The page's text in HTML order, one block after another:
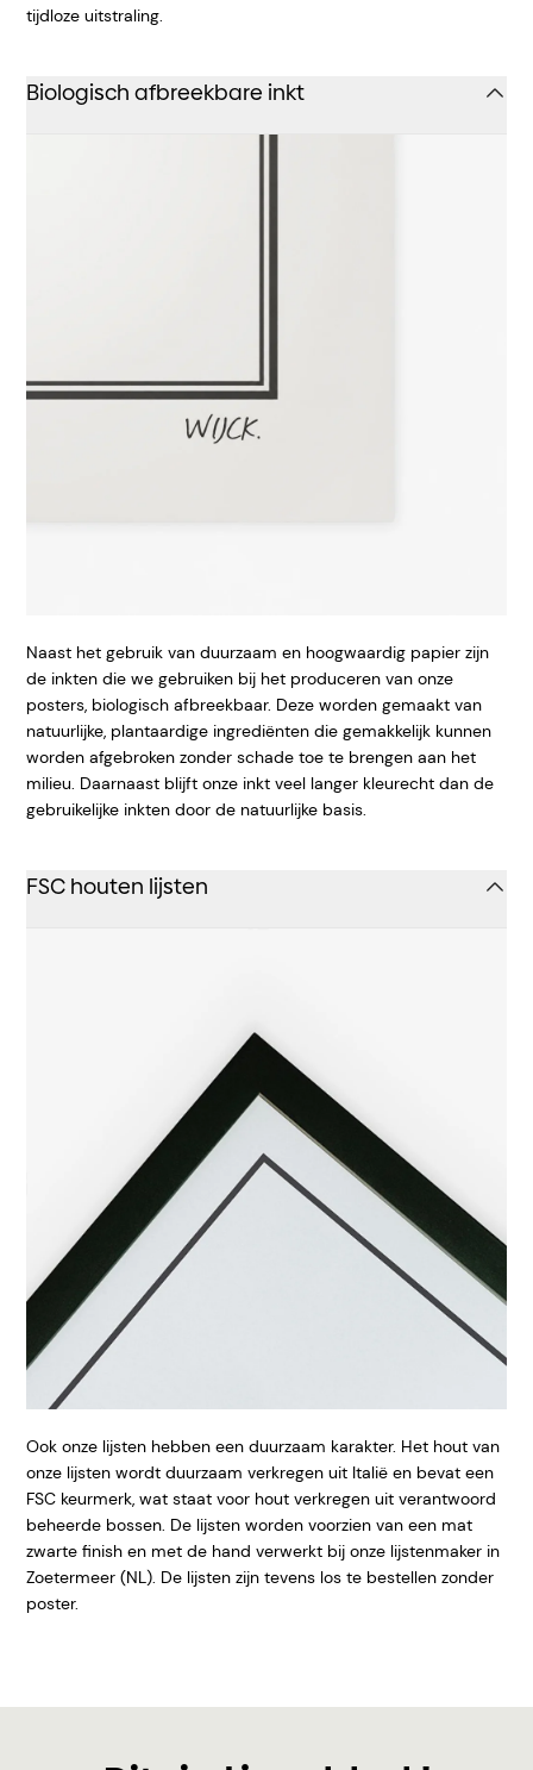
tijdloze uitstraling.
Biologisch afbreekbare inkt
Naast het gebruik van duurzaam en hoogwaardig papier zijn
de inkten die we gebruiken bij het produceren van onze
posters, biologisch afbreekbaar. Deze worden gemaakt van
natuurlijke, plantaardige ingrediënten die gemakkelijk kunnen
worden afgebroken zonder schade toe te brengen aan het
milieu. Daarnaast blijft onze inkt veel langer kleurecht dan de
gebruikelijke inkten door de natuurlijke basis.
FSC houten lijsten
Ook onze lijsten hebben een duurzaam karakter. Het hout van
onze lijsten wordt duurzaam verkregen uit Italië en bevat een
FSC keurmerk, wat staat voor hout verkregen uit verantwoord
beheerde bossen. De lijsten worden voorzien van een mat
zwarte finish en met de hand verwerkt bij onze lijstenmaker in
Zoetermeer (NL). De lijsten zijn tevens los te bestellen zonder
poster.